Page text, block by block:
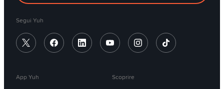
commissioni alte possono erodere i tuoi
rendimenti: preferisci sempre investimenti con
è particolarmente vantaggiosa, perché può
essere acquistata tramite il piano di risparmio
Segui Yuh
App Yuh Scoprire